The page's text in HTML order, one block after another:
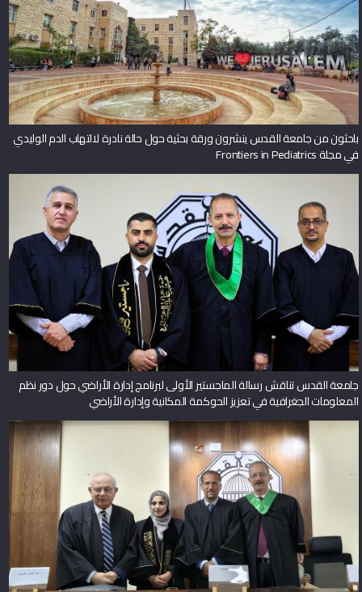
باحثون من جامعة القدس ينشرون ورقة بحثية حول حالة نادرة لالتهاب الدم الوليدي
في مجلة Frontiers in Pediatrics
جامعة القدس تناقش رسالة الماجستير الأولى لبرنامج إدارة الأراضي حول دور نظم
المعلومات الجغرافية في تعزيز الحوكمة المكانية وإدارة الأراضي